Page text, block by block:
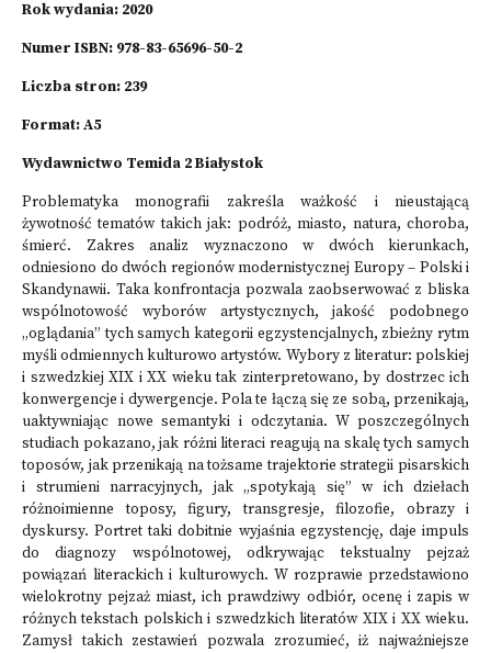
Rok wydania: 2020
Numer ISBN: 978-83-65696-50-2
Liczba stron: 239
Format: A5
Wydawnictwo Temida 2 Białystok
Problematyka monografii zakreśla ważkość i nieustającą
żywotność tematów takich jak: podróż, miasto, natura, choroba,
śmierć. Zakres analiz wyznaczono w dwóch kierunkach,
odniesiono do dwóch regionów modernistycznej Europy – Polski i
Skandynawii. Taka konfrontacja pozwala zaobserwować z bliska
wspólnotowość wyborów artystycznych, jakość podobnego
„oglądania” tych samych kategorii egzystencjalnych, zbieżny rytm
myśli odmiennych kulturowo artystów. Wybory z literatur: polskiej
i szwedzkiej XIX i XX wieku tak zinterpretowano, by dostrzec ich
konwergencje i dywergencje. Pola te łączą się ze sobą, przenikają,
uaktywniając nowe semantyki i odczytania. W poszczególnych
studiach pokazano, jak różni literaci reagują na skalę tych samych
toposów, jak przenikają na tożsame trajektorie strategii pisarskich
i strumieni narracyjnych, jak „spotykają się” w ich dziełach
różnoimienne toposy, figury, transgresje, filozofie, obrazy i
dyskursy. Portret taki dobitnie wyjaśnia egzystencję, daje impuls
do diagnozy wspólnotowej, odkrywając tekstualny pejzaż
powiązań literackich i kulturowych. W rozprawie przedstawiono
wielokrotny pejzaż miast, ich prawdziwy odbiór, ocenę i zapis w
różnych tekstach polskich i szwedzkich literatów XIX i XX wieku.
Zamysł takich zestawień pozwala zrozumieć, iż najważniejsze